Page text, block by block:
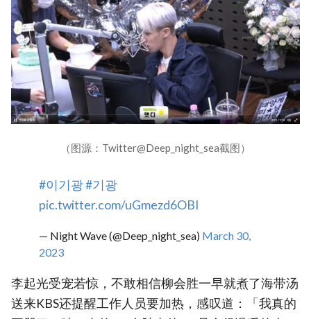
（图源：Twitter@Deep_night_sea截图）
#이기광#기광
pic.twitter.com/uGmezd6OBI
— Night Wave (@Deep_night_sea) March 30,
2023
李起光受宠若惊，不敢相信柳会胜一早就煮了海带汤
送来KBS还提醒工作人员要加热，感叹道：「我真的